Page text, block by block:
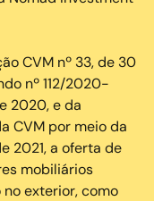
CVM nº 33, de 30
nº 112/2020-
2020, e da
CVM por meio da
2021, a oferta de
mobiliários
exterior, como